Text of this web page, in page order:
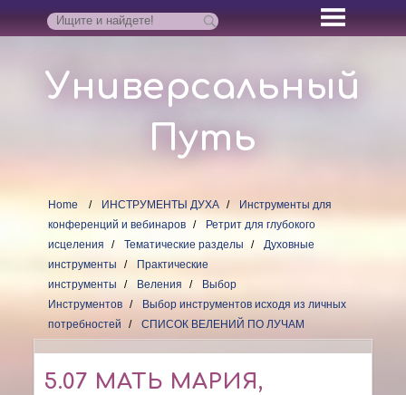
Универсальный
Путь
Home ИНСТРУМЕНТЫ ДУХА
Инструменты для
конференций и вебинаров
Ретрит для глубокого
исцеления
Тематические разделы
Духовные
инструменты
Практические
инструменты
Веления
Выбор
Инструментов
Выбор инструментов исходя из личных
потребностей
СПИСОК ВЕЛЕНИЙ ПО ЛУЧАМ
5.07 МАТЬ МАРИЯ,